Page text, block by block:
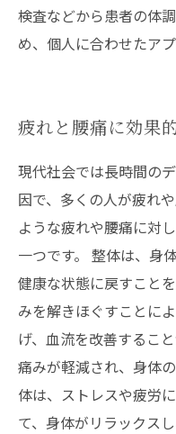
検査などから患者の体
め、個人に合わせたア
疲れと腰痛に効果
現代社会では長時間の
因で、多くの人が疲れ
ような疲れや腰痛に対
一つです。 整体は、身
健康な状態に戻すこと
みを解きほぐすことに
げ、血流を改善するこ
痛みが軽減され、身体
体は、ストレスや疲労
て、身体がリラックス